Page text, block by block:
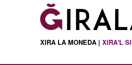
XIRA LA MONEDA | XIRA'L